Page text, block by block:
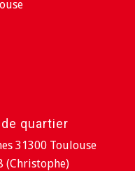
quartier
31300 Toulouse
(Christophe)